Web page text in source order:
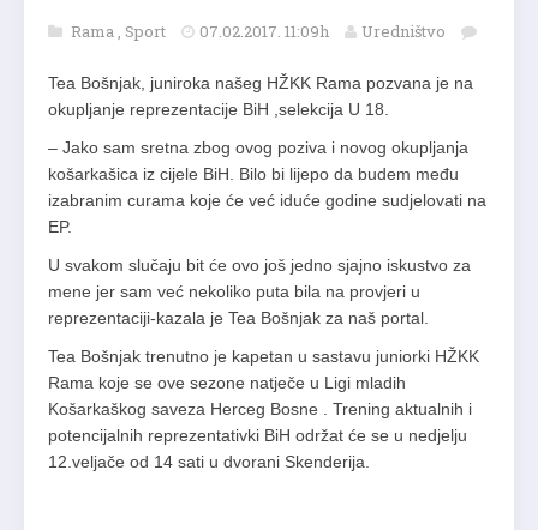
Rama , Sport 07.02.2017. 11:09h Uredništvo
Tea Bošnjak, juniroka našeg HŽKK Rama pozvana je na
okupljanje reprezentacije BiH ,selekcija U 18.
– Jako sam sretna zbog ovog poziva i novog okupljanja
košarkašica iz cijele BiH. Bilo bi lijepo da budem među
izabranim curama koje će već iduće godine sudjelovati na
EP.
U svakom slučaju bit će ovo još jedno sjajno iskustvo za
mene jer sam već nekoliko puta bila na provjeri u
reprezentaciji-kazala je Tea Bošnjak za naš portal.
Tea Bošnjak trenutno je kapetan u sastavu juniorki HŽKK
Rama koje se ove sezone natječe u Ligi mladih
Košarkaškog saveza Herceg Bosne . Trening aktualnih i
potencijalnih reprezentativki BiH održat će se u nedjelju
12.veljače od 14 sati u dvorani Skenderija.